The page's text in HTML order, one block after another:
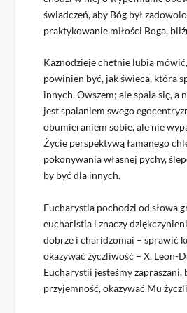
świadczeń, aby Bóg był
praktykowanie miłości Boga,
Kaznodzieje chętnie lubią
powinien być, jak świeca, która
innych. Owszem; ale spala się, a
jest spalaniem swego
obumieraniem sobie, ale nie
Życie perspektywą łamanego
pokonywania własnej pychy,
by być dla innych.
Eucharystia pochodzi od słowa
eucharistia i znaczy
dobrze i charidzomai – sprawić
okazywać życzliwość – X. Leon-
Eucharystii jesteśmy zapraszani,
przyjemność, okazywać Mu